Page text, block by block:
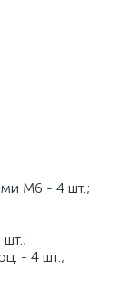
M6 - 4 шт.;
- 4 шт.;